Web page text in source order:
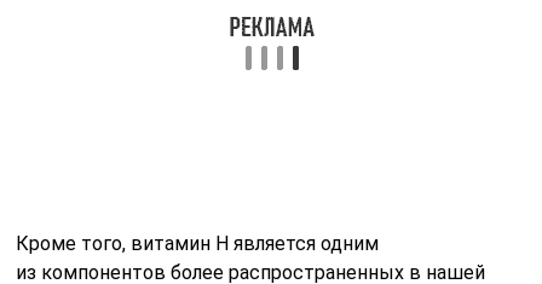
более глубоким и выраженным действием;
Шампунь и энергетический тоник для кожи головы
Шампунь с хной и биотином и кондиционер
с витамином Н и экстрактами лекарственных